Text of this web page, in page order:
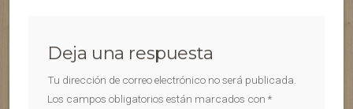
Deja una respuesta
Tu dirección de correo electrónico no será publicada.
Los campos obligatorios están marcados con *